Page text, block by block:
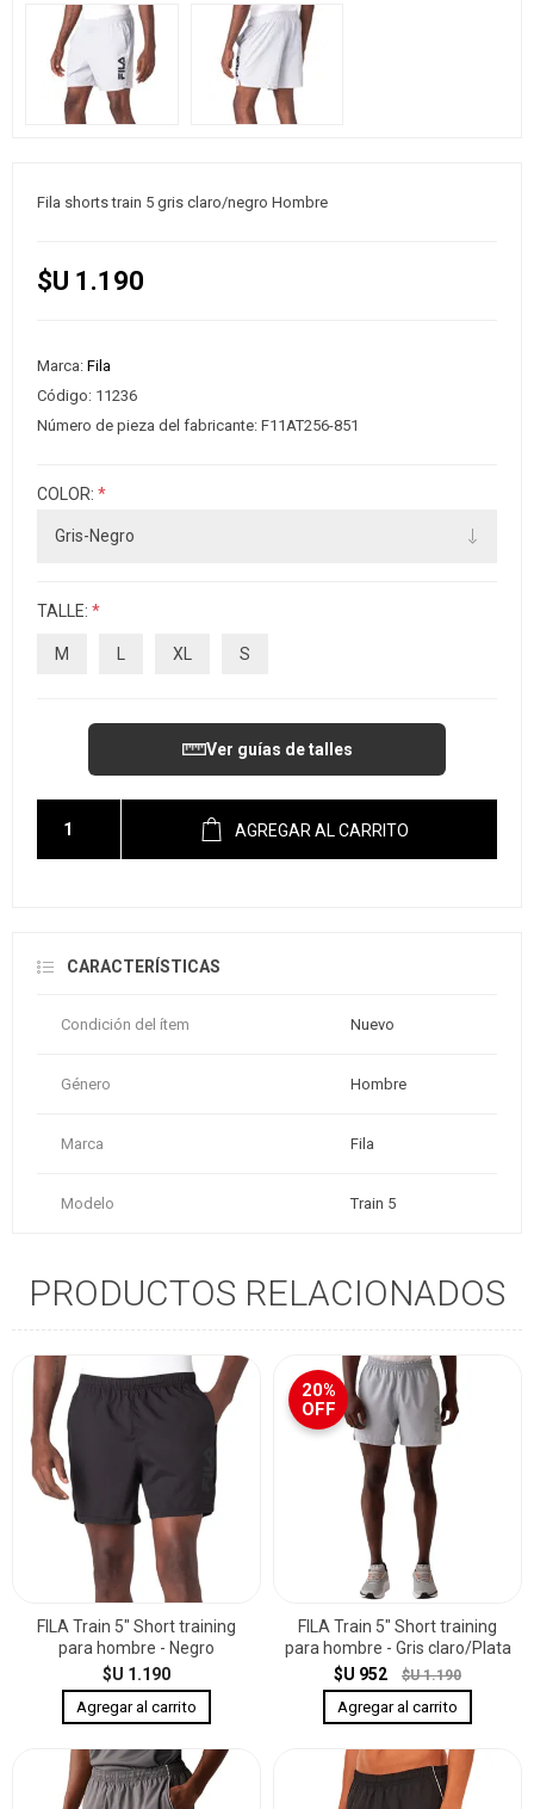
Fila shorts train 5 gris claro/negro Hombre
$U 1.190
Marca: Fila
Código: 11236
Número de pieza del fabricante: F11AT256-851
COLOR: *
TALLE: *
M L XL S
Ver guías de talles
AGREGAR AL CARRITO
CARACTERÍSTICAS
Condición del ítem Nuevo
Género Hombre
Marca Fila
Modelo Train 5
PRODUCTOS RELACIONADOS
FILA Train 5" Short training
para hombre - Negro
$U 1.190
20%
OFF
FILA Train 5" Short training
para hombre - Gris claro/Plata
$U 952
$U 1.190